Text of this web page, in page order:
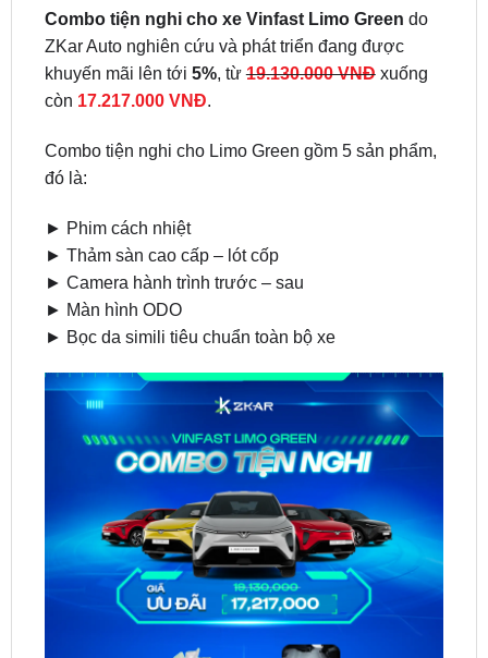
khuyến mãi lên tới5%, từ 19.130.000 VNĐxuống
còn17.217.000 VNĐ.
Combo tiện nghi cho Limo Green gồm 5 sản phẩm,
► Phim cách nhiệt
► Camera hành trình trước – sau
► Màn hình ODO
► Bọc da simili tiêu chuẩn toàn bộ xe